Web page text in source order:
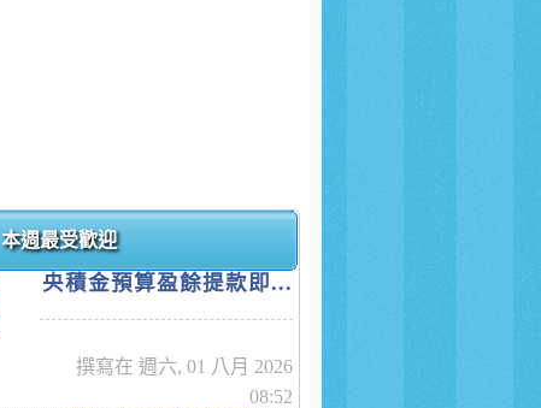
本週最受歡迎
央積金預算盈餘提款即...
撰寫在 週六, 01 八月 2026
08:52